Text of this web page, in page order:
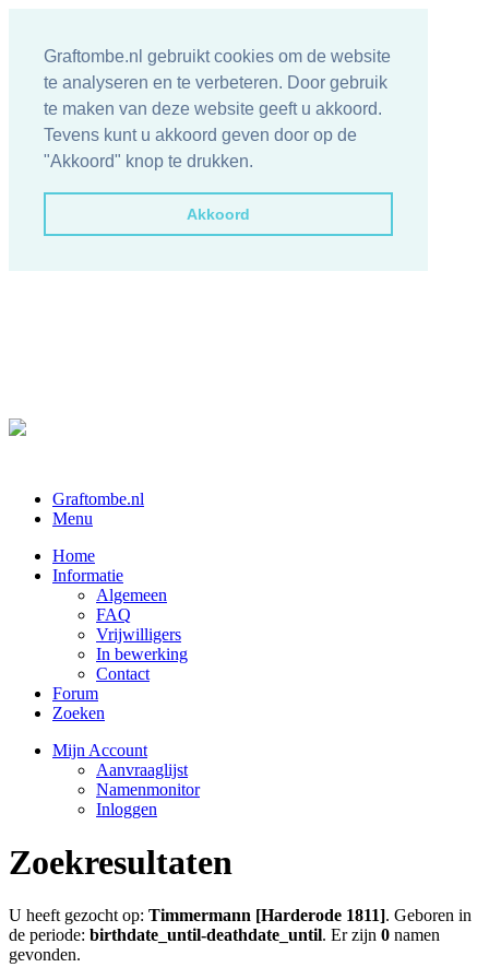
Graftombe.nl gebruikt cookies om de website
te analyseren en te verbeteren. Door gebruik
te maken van deze website geeft u akkoord.
Tevens kunt u akkoord geven door op de
"Akkoord" knop te drukken.
Akkoord
Graftombe.nl
Menu
Home
Informatie
Algemeen
FAQ
Vrijwilligers
In bewerking
Contact
Forum
Zoeken
Mijn Account
Aanvraaglijst
Namenmonitor
Inloggen
Zoekresultaten
U heeft gezocht op: Timmermann [Harderode 1811]. Geboren in
de periode: birthdate_until-deathdate_until. Er zijn 0 namen
gevonden.